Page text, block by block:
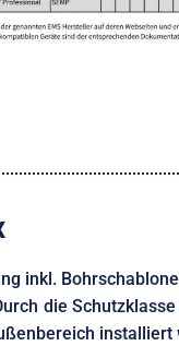
inkl.
die
installiert